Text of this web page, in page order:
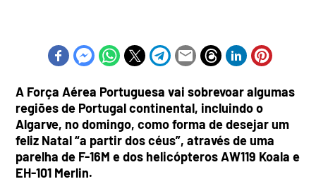
A Força Aérea Portuguesa vai sobrevoar algumas
regiões de Portugal continental, incluindo o
Algarve, no domingo, como forma de desejar um
feliz Natal “a partir dos céus”, através de uma
parelha de F-16M e dos helicópteros AW119 Koala e
EH-101 Merlin.